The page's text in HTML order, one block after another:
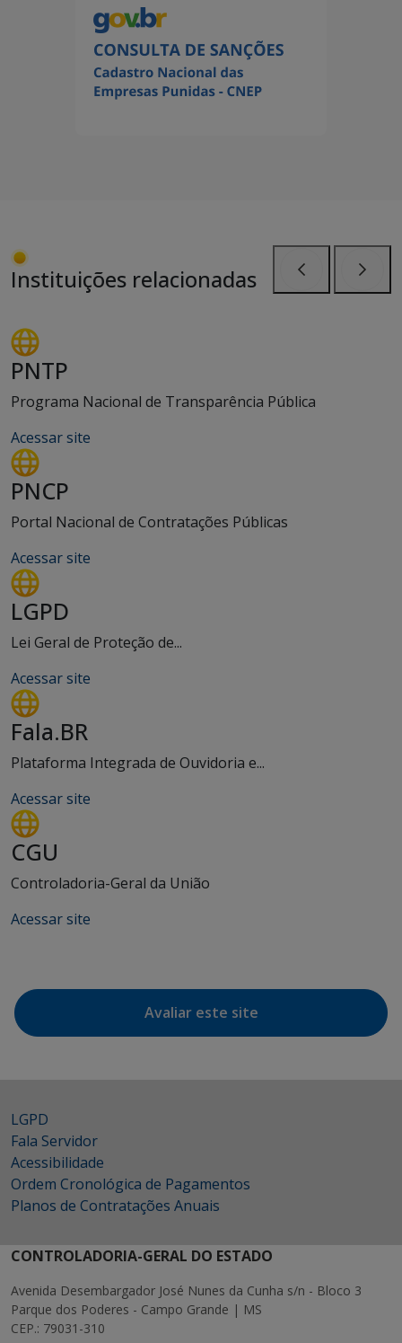
Instituições relacionadas
PNTP
Programa Nacional de Transparência Pública
Acessar site
PNCP
Portal Nacional de Contratações Públicas
Acessar site
LGPD
Lei Geral de Proteção de...
Acessar site
Fala.BR
Plataforma Integrada de Ouvidoria e...
Acessar site
CGU
Controladoria-Geral da União
Acessar site
Avaliar este site
LGPD
Fala Servidor
Acessibilidade
Ordem Cronológica de Pagamentos
Planos de Contratações Anuais
CONTROLADORIA-GERAL DO ESTADO
Avenida Desembargador José Nunes da Cunha s/n - Bloco 3
Parque dos Poderes - Campo Grande | MS
CEP.: 79031-310